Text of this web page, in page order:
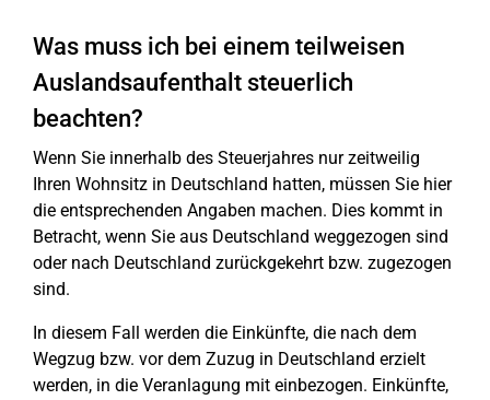
Was muss ich bei einem teilweisen
Auslandsaufenthalt steuerlich
beachten?
Wenn Sie innerhalb des Steuerjahres nur zeitweilig
Ihren Wohnsitz in Deutschland hatten, müssen Sie hier
die entsprechenden Angaben machen. Dies kommt in
Betracht, wenn Sie aus Deutschland weggezogen sind
oder nach Deutschland zurückgekehrt bzw. zugezogen
sind.
In diesem Fall werden die Einkünfte, die nach dem
Wegzug bzw. vor dem Zuzug in Deutschland erzielt
werden, in die Veranlagung mit einbezogen. Einkünfte,